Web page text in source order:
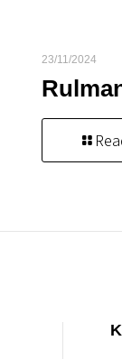
23/11/2024